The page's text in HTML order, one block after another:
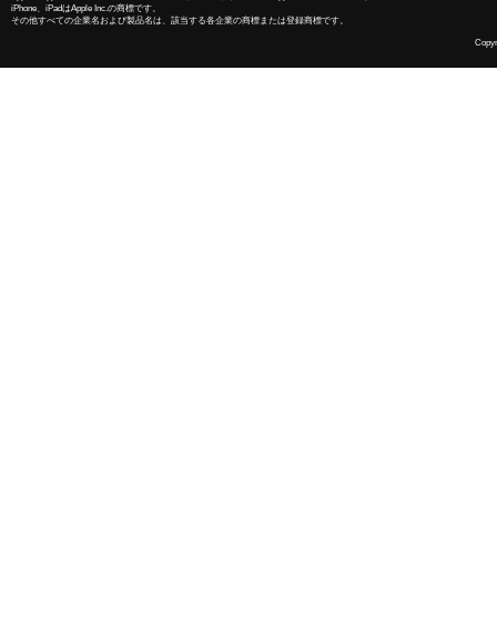
iPhone、iPadはApple Inc.の商標です。
その他すべての企業名および製品名は、該当する各企業の商標または登録商標です。